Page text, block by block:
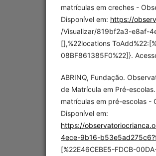
matrículas em creches -
Disponível em: https://
/Visualizar/819bf2a3-e8af-
[],%22locations
08BF861385F0%22]}.
ABRINQ, Fundação.
de Matrícula em Pré-
matrículas em pré-escolas -
Disponível em:
https://
4ece-9b16-
[%22E46CEBE5-FDCB-